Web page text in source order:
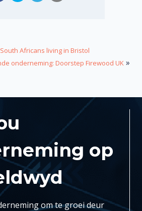
Africans living in Bristol
onderneming: Doorstep Firewood UK »
op
om te groei deur